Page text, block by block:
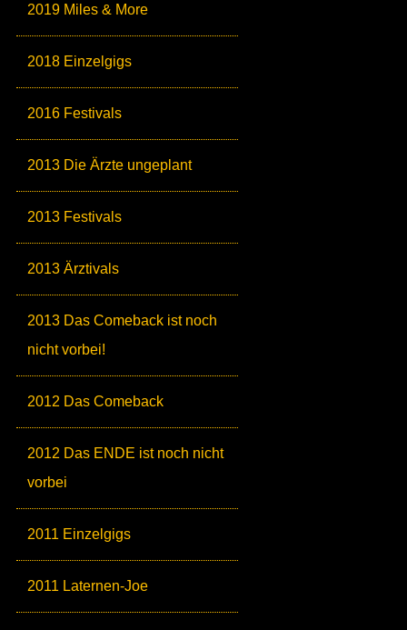
2019 Miles & More
2018 Einzelgigs
2016 Festivals
2013 Die Ärzte ungeplant
2013 Festivals
2013 Ärztivals
2013 Das Comeback ist noch
nicht vorbei!
2012 Das Comeback
2012 Das ENDE ist noch nicht
vorbei
2011 Einzelgigs
2011 Laternen-Joe